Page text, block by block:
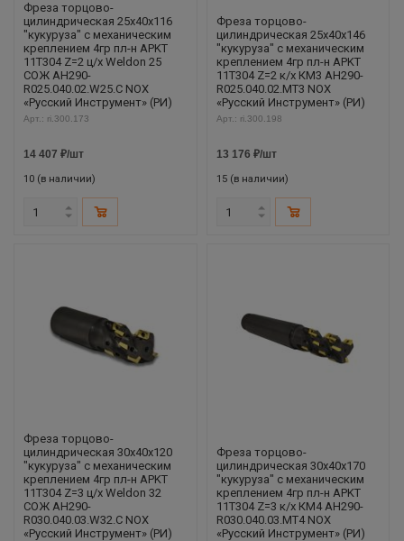
Фреза торцово-
цилиндрическая 25x40x116
"кукуруза" с механическим
креплением 4гр пл-н APKT
11T304 Z=2 ц/х Weldon 25
СОЖ AH290-
R025.040.02.W25.C NOX
«Русский Инструмент» (РИ)
Арт.: ri.300.173
14 407 ₽/шт
10 (в наличии)
Фреза торцово-
цилиндрическая 25x40x146
"кукуруза" с механическим
креплением 4гр пл-н APKT
11T304 Z=2 к/х КМ3 AH290-
R025.040.02.MT3 NOX
«Русский Инструмент» (РИ)
Арт.: ri.300.198
13 176 ₽/шт
15 (в наличии)
Фреза торцово-
цилиндрическая 30x40x120
"кукуруза" с механическим
креплением 4гр пл-н APKT
11T304 Z=3 ц/х Weldon 32
СОЖ AH290-
R030.040.03.W32.C NOX
«Русский Инструмент» (РИ)
Фреза торцово-
цилиндрическая 30x40x170
"кукуруза" с механическим
креплением 4гр пл-н APKT
11T304 Z=3 к/х КМ4 AH290-
R030.040.03.MT4 NOX
«Русский Инструмент» (РИ)